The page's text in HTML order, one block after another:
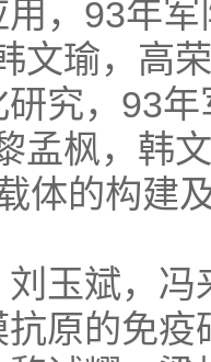
，93年
文瑜，高
究，93
孟枫，韩
体的构建
刘玉斌，
原的免